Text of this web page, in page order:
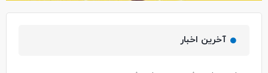
آخرین اخبار